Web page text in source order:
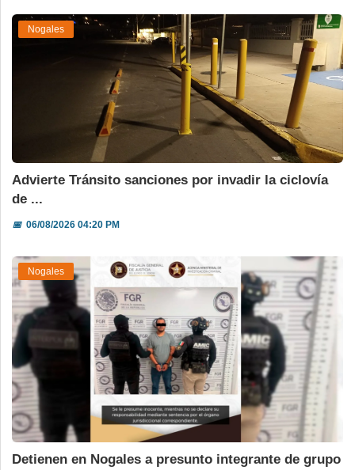
Nogales
Advierte Tránsito sanciones por invadir la ciclovía
de ...
📅06/08/2026 04:20 PM
Nogales
Detienen en Nogales a presunto integrante de grupo